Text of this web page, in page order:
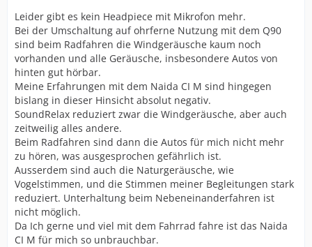
Leider gibt es kein Headpiece mit Mikrofon mehr.
Bei der Umschaltung auf ohrferne Nutzung mit dem Q90
sind beim Radfahren die Windgeräusche kaum noch
vorhanden und alle Geräusche, insbesondere Autos von
hinten gut hörbar.
Meine Erfahrungen mit dem Naida CI M sind hingegen
bislang in dieser Hinsicht absolut negativ.
SoundRelax reduziert zwar die Windgeräusche, aber auch
zeitweilig alles andere.
Beim Radfahren sind dann die Autos für mich nicht mehr
zu hören, was ausgesprochen gefährlich ist.
Ausserdem sind auch die Naturgeräusche, wie
Vogelstimmen, und die Stimmen meiner Begleitungen stark
reduziert. Unterhaltung beim Nebeneinanderfahren ist
nicht möglich.
Da Ich gerne und viel mit dem Fahrrad fahre ist das Naida
CI M für mich so unbrauchbar.